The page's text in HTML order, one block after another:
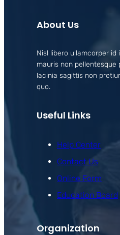
About Us
Nisl libero ullamcorper id
mauris non pellentesque
lacinia sagittis non
quo.
Useful Links
Help Center
Contact Us
Online Form
Education Board
Organization